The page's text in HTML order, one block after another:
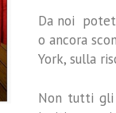
Da noi
o ancora
York, sulla
Non tutti gli